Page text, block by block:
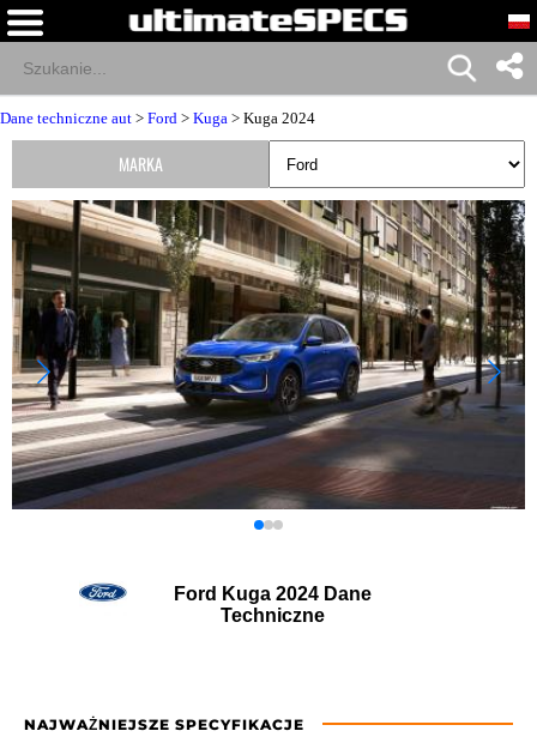
Dane techniczne aut > Ford > Kuga > Kuga 2024
Ford Kuga 2024 Dane
Techniczne
NAJWAŻNIEJSZE SPECYFIKACJE
MARKA